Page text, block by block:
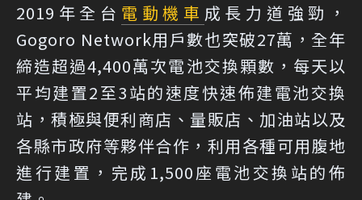
2019年全台 電動機車 成長力道強勁，
Gogoro Network用戶數也突破27萬，全年
締造超過4,400萬次電池交換顆數，每天以
平均建置2至3站的速度快速佈建電池交換
站，積極與便利商店、量販店、加油站以及
各縣市政府等夥伴合作，利用各種可用腹地
進行建置，完成1,500座電池交換站的佈